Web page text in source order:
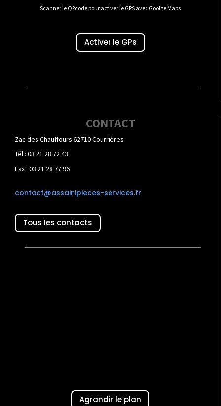
Scanner le QRcode pour activer le GPS avec Goolge Maps
Activer le GPs
CONTACT
Zac des Chauffours 62710 Courrières
Tél : 03 21 28 72 43
Fax : 03 21 28 77 96
contact@assainipieces-services.fr
Tous les contacts
Agrandir le plan